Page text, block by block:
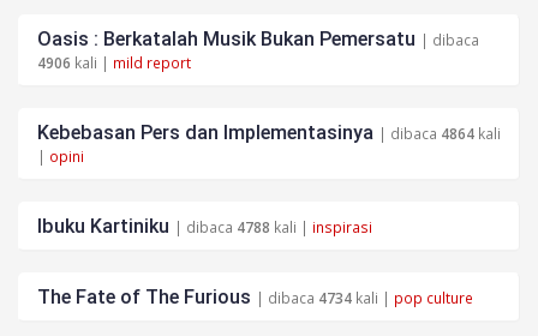
Oasis : Berkatalah Musik Bukan Pemersatu | dibaca
4906 kali | mild report
Kebebasan Pers dan Implementasinya | dibaca 4864 kali
| opini
Ibuku Kartiniku | dibaca 4788 kali | inspirasi
The Fate of The Furious | dibaca 4734 kali | pop culture